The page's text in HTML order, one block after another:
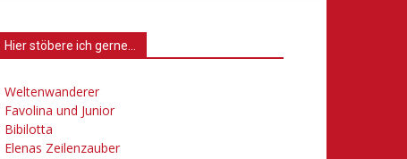
Hier stöbere ich gerne…
Weltenwanderer
Favolina und Junior
Bibilotta
Elenas Zeilenzauber